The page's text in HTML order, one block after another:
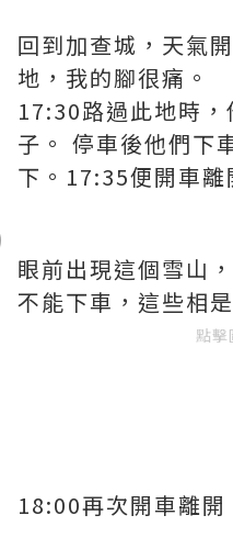
回到加查城，天氣
地，我的腳很痛。
17:30路過此地時
子。 停車後他們下
下。17:35便開車離
眼前出現這個雪山
不能下車，這些相
點擊
18:00再次開車離開